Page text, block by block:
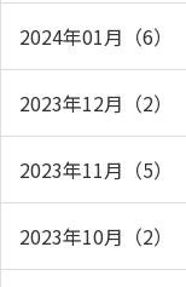
2024年01月（6）
2023年12月（2）
2023年11月（5）
2023年10月（2）